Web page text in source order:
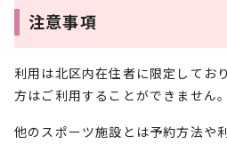
注意事項
利用は北区内在住者に限定してお
方はご利用することができません。
他のスポーツ施設とは予約方法や